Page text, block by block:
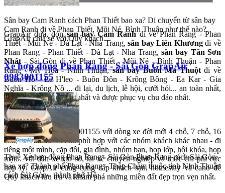
Sân bay Cam Ranh cách Phan Thiết bao xa? Di chuyển từ sân bay
Cam Ranh đi về Phan Thiết, Mũi Né, Bình Thuận như thế nào?
GrapAir chia sẻ với Quý khách…
Xe hợp đồng Phan Rang - Sài Gòn GrapAir
0983001155
Thuê Xe hợp đồng Phan Rang - Sài Gòn Phan Rang cách Sài Gòn
bao xa? Thành phố Phan Rang - Tháp Chàm thuộc tỉnh Ninh Thuận
cách Sài Gòn - thành phố Hồ…
GrapAir đưa, đónsân bay Cam Ranhđi về Phan Rang - Phan
Thiết - Mũi Né - Đà Lạt - Nha Trang,sân bay Liên Khươngđi về
Phan Rang - Phan Thiết - Đà Lạt - Nha Trang, sân bay Tân Sơn
Nhất - Sài Gòn đi về Phan Thiết - Mũi Né - Bình Thuận - Phan
Rang - Mỹ Hòa - Ninh Thuận,sân bay Buôn Ma Thuộtđi về
Buôn Hồ - Ea H'leo - Buôn Đôn - Krông Bông - Ea Kar - Gia
Nghĩa - Krông Nô ... đi lại, du lịch, lễ hội, cưới hỏi... an toàn nhất,
thuận tiện nhất, hợp lý nhất và được phục vụ chu đáo nhất.
Hãy đặt GrapAir 0983001155 với dòng xe đời mới 4 chỗ, 7 chỗ, 16
chỗ, 30 chỗ và 45 chỗ phù hợp với các nhóm khách khác nhau - đi
riêng một mình, cặp đôi, gia đình, nhóm bạn, họp lớp, hội khóa, họp
mặt... với dàn xe xịn sò, tài xế chuyên nghiệp và mức chi phí cực
hợp lý. GrapAir cũng cung cấp khách sạn, homestay và cano để
Quý khách lưu trú và khám phá những miền đất đẹp trọn vẹn nhất.